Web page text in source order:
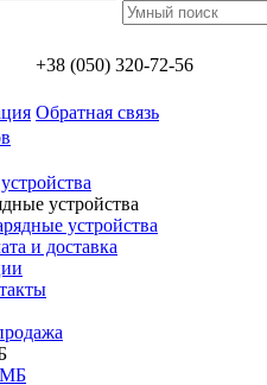
+38 (050) 320-72-56
Обратная связь
устройства
и доставка